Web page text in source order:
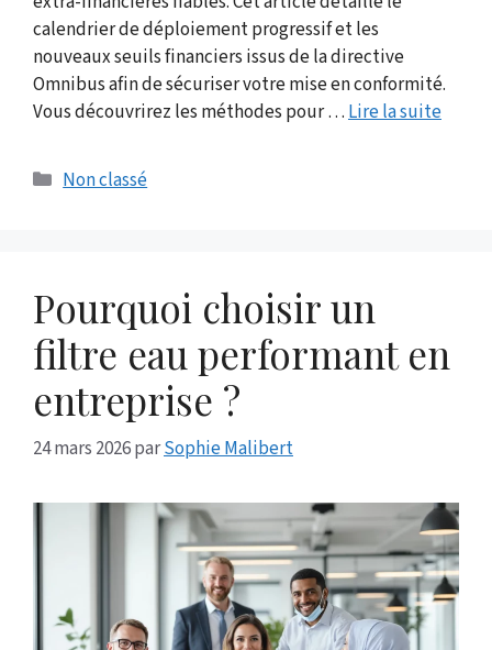
calendrier de déploiement progressif et les
nouveaux seuils financiers issus de la directive
Omnibus afin de sécuriser votre mise en conformité.
Vous découvrirez les méthodes pour …Lire la suite
Catégories
Non classé
Pourquoi choisir un
filtre eau performant en
entreprise ?
24 mars 2026parSophie Malibert